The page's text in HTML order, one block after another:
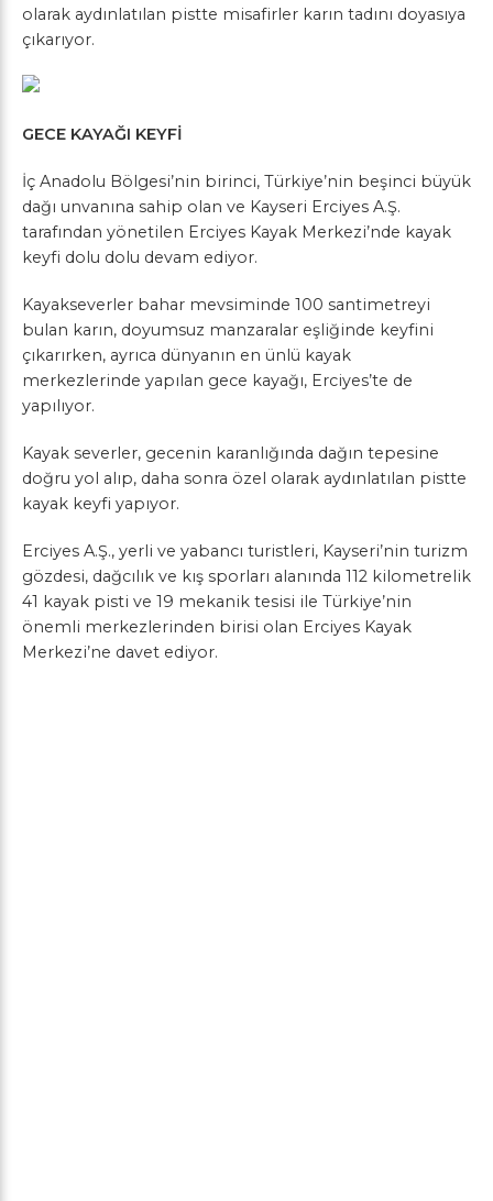
olarak aydınlatılan pistte misafirler karın tadını doyasıya
çıkarıyor.
GECE KAYAĞI KEYFİ
İç Anadolu Bölgesi’nin birinci, Türkiye’nin beşinci büyük
dağı unvanına sahip olan ve Kayseri Erciyes A.Ş.
tarafından yönetilen Erciyes Kayak Merkezi’nde kayak
keyfi dolu dolu devam ediyor.
Kayakseverler bahar mevsiminde 100 santimetreyi
bulan karın, doyumsuz manzaralar eşliğinde keyfini
çıkarırken, ayrıca dünyanın en ünlü kayak
merkezlerinde yapılan gece kayağı, Erciyes’te de
yapılıyor.
Kayak severler, gecenin karanlığında dağın tepesine
doğru yol alıp, daha sonra özel olarak aydınlatılan pistte
kayak keyfi yapıyor.
Erciyes A.Ş., yerli ve yabancı turistleri, Kayseri’nin turizm
gözdesi, dağcılık ve kış sporları alanında 112 kilometrelik
41 kayak pisti ve 19 mekanik tesisi ile Türkiye’nin
önemli merkezlerinden birisi olan Erciyes Kayak
Merkezi’ne davet ediyor.